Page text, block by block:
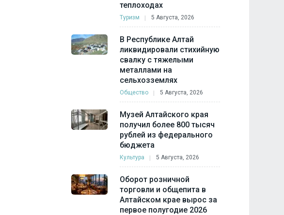
теплоходах
Туризм 5 Августа, 2026
В Республике Алтай
ликвидировали стихийную
свалку с тяжелыми
металлами на
сельхозземлях
Общество 5 Августа, 2026
Музей Алтайского края
получил более 800 тысяч
рублей из федерального
бюджета
Культура 5 Августа, 2026
Оборот розничной
торговли и общепита в
Алтайском крае вырос за
первое полугодие 2026